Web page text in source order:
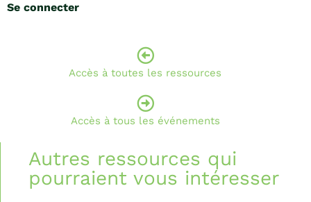
Se connecter
Accès à toutes les ressources
Accès à tous les événements
Autres ressources qui
pourraient vous intéresser